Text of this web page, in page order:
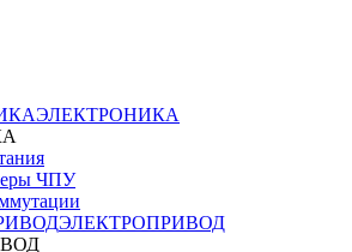
ЭЛЕКТРОНИКА
ЧПУ
ЭЛЕКТРОПРИВОД